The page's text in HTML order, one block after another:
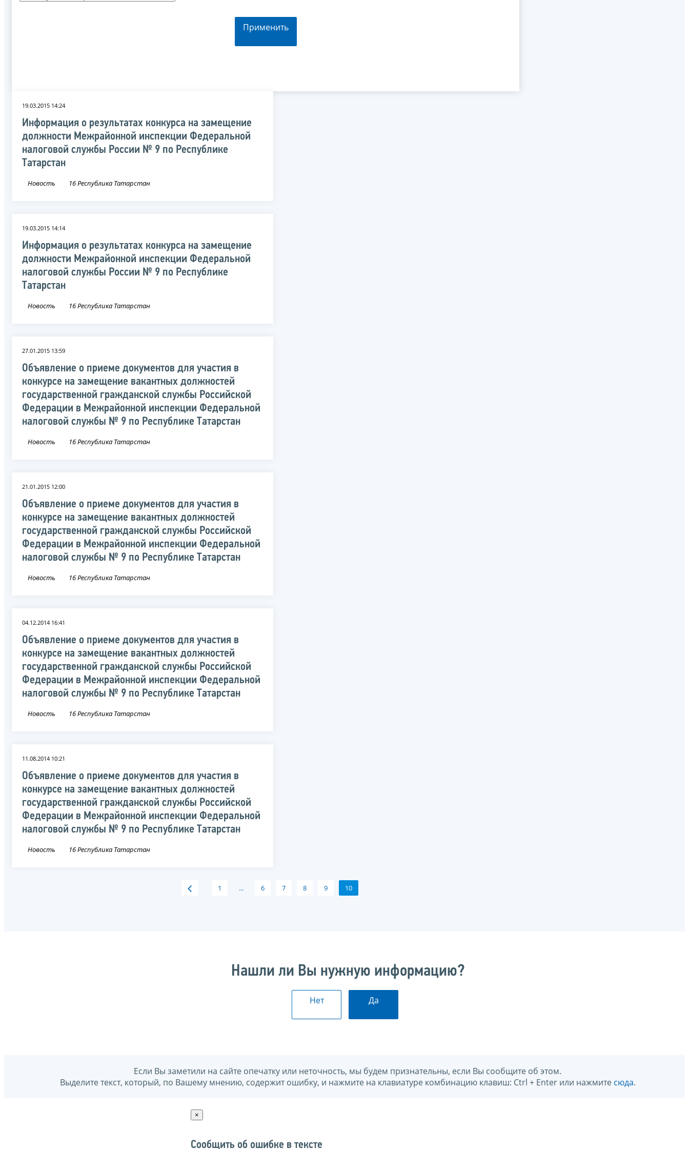
Применить
19.03.2015 14:24
Информация о результатах конкурса на замещение
должности Межрайонной инспекции Федеральной
налоговой службы России № 9 по Республике
Татарстан
Новость 16 Республика Татарстан
19.03.2015 14:14
Информация о результатах конкурса на замещение
должности Межрайонной инспекции Федеральной
налоговой службы России № 9 по Республике
Татарстан
Новость 16 Республика Татарстан
27.01.2015 13:59
Объявление о приеме документов для участия в
конкурсе на замещение вакантных должностей
государственной гражданской службы Российской
Федерации в Межрайонной инспекции Федеральной
налоговой службы № 9 по Республике Татарстан
Новость 16 Республика Татарстан
21.01.2015 12:00
Объявление о приеме документов для участия в
конкурсе на замещение вакантных должностей
государственной гражданской службы Российской
Федерации в Межрайонной инспекции Федеральной
налоговой службы № 9 по Республике Татарстан
Новость 16 Республика Татарстан
04.12.2014 16:41
Объявление о приеме документов для участия в
конкурсе на замещение вакантных должностей
государственной гражданской службы Российской
Федерации в Межрайонной инспекции Федеральной
налоговой службы № 9 по Республике Татарстан
Новость 16 Республика Татарстан
11.08.2014 10:21
Объявление о приеме документов для участия в
конкурсе на замещение вакантных должностей
государственной гражданской службы Российской
Федерации в Межрайонной инспекции Федеральной
налоговой службы № 9 по Республике Татарстан
Новость 16 Республика Татарстан
1 ... 6 7 8 9 10
Нашли ли Вы нужную информацию?
Нет Да
Если Вы заметили на сайте опечатку или неточность, мы будем признательны, если Вы сообщите об этом.
Выделите текст, который, по Вашему мнению, содержит ошибку, и нажмите на клавиатуре комбинацию клавиш: Ctrl + Enter или нажмите сюда.
×
Сообщить об ошибке в тексте